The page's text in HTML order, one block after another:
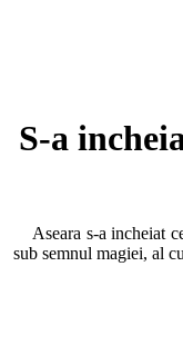
S-a
Aseara s-a incheiat
sub semnul magiei, al